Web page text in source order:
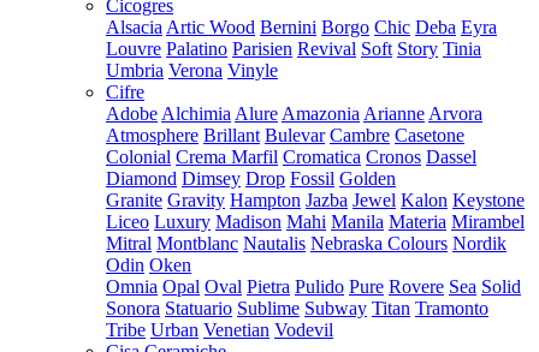
Cicogres
Alsacia Artic Wood Bernini Borgo Chic Deba Eyra
Louvre Palatino Parisien Revival Soft Story Tinia
Umbria Verona Vinyle
Cifre
Adobe Alchimia Alure Amazonia Arianne Arvora
Atmosphere Brillant Bulevar Cambre Casetone
Colonial Crema Marfil Cromatica Cronos Dassel
Diamond Dimsey Drop Fossil Golden
Granite Gravity Hampton Jazba Jewel Kalon Keystone
Liceo Luxury Madison Mahi Manila Materia Mirambel
Mitral Montblanc Nautalis Nebraska Colours Nordik
Odin Oken
Omnia Opal Oval Pietra Pulido Pure Rovere Sea Solid
Sonora Statuario Sublime Subway Titan Tramonto
Tribe Urban Venetian Vodevil